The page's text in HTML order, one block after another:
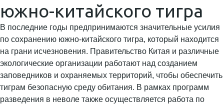
южно-китайского тигра
В последние годы предпринимаются значительные усилия
по сохранению южно-китайского тигра, который находится
на грани исчезновения. Правительство Китая и различные
экологические организации работают над созданием
заповедников и охраняемых территорий, чтобы обеспечить
тиграм безопасную среду обитания. В рамках программ
разведения в неволе также осуществляется работа по